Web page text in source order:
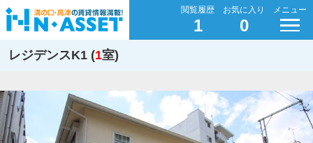
閲覧履歴
1
お気に入り
0
メニュー
レジデンスK1 (1室)